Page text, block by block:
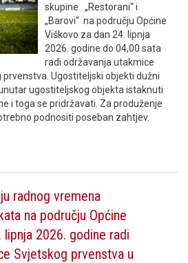
skupine „Restorani“ i
„Barovi“ na području Općine
Viškovo za dan 24. lipnja
2026. godine do 04,00 sata
radi održavanja utakmice
Ugostiteljski objekti dužni
ugostiteljskog objekta istaknuti
i toga se pridržavati. Za produženje
podnositi poseban zahtjev.
radnog vremena
na području Općine
2026. godine radi
Svjetskog prvenstva u